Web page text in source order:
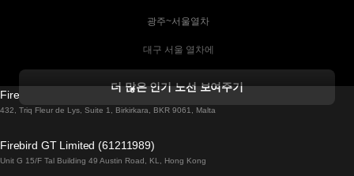
광주~서울열차
대구 서울 열차에
더블린에서 골웨이 열차
로마에서 나폴리 열차
더 많은 인기 노선 보여주기
Firebird GT Limited (OC 1451)
432, Triq Fleur de Lys, Suite 1, Birkirkara, BKR 9061, Malta
Firebird GT Limited (61211989)
Unit G 15/F Tal Building 49 Austin Road, KL, Hong Kong